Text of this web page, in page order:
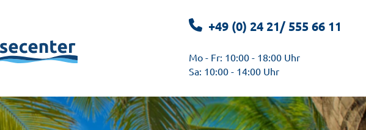
+49 (0) 24 21/ 555 66 11
Mo - Fr: 10:00 - 18:00 Uhr
Sa: 10:00 - 14:00 Uhr